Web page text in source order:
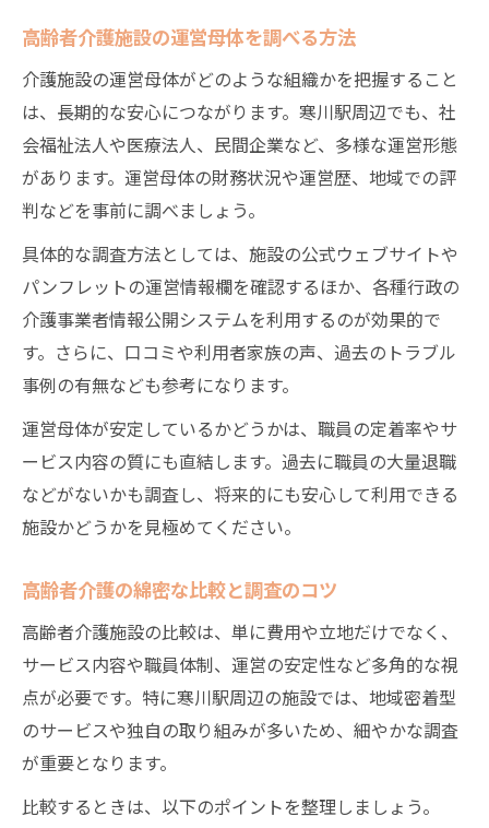
高齢者介護施設の運営母体を調べる方法
介護施設の運営母体がどのような組織かを把握すること
は、長期的な安心につながります。寒川駅周辺でも、社
会福祉法人や医療法人、民間企業など、多様な運営形態
があります。運営母体の財務状況や運営歴、地域での評
判などを事前に調べましょう。
具体的な調査方法としては、施設の公式ウェブサイトや
パンフレットの運営情報欄を確認するほか、各種行政の
介護事業者情報公開システムを利用するのが効果的で
す。さらに、口コミや利用者家族の声、過去のトラブル
事例の有無なども参考になります。
運営母体が安定しているかどうかは、職員の定着率やサ
ービス内容の質にも直結します。過去に職員の大量退職
などがないかも調査し、将来的にも安心して利用できる
施設かどうかを見極めてください。
高齢者介護の綿密な比較と調査のコツ
高齢者介護施設の比較は、単に費用や立地だけでなく、
サービス内容や職員体制、運営の安定性など多角的な視
点が必要です。特に寒川駅周辺の施設では、地域密着型
のサービスや独自の取り組みが多いため、細やかな調査
が重要となります。
比較するときは、以下のポイントを整理しましょう。